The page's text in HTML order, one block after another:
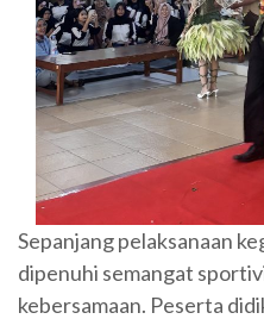
Sepanjang pelaksanaan
dipenuhi semangat
kebersamaan. Peserta